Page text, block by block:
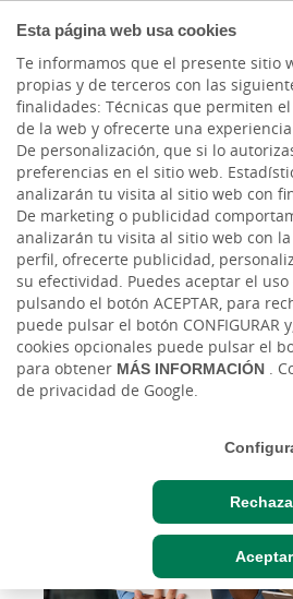
Esta página web usa cookies
Te informamos que el presente sitio
propias y de terceros con las
finalidades: Técnicas que permiten
de la web y ofrecerte una
De personalización, que si lo
preferencias en el sitio web.
analizarán tu visita al sitio web con
De marketing o publicidad
analizarán tu visita al sitio web con
perfil, ofrecerte publicidad,
su efectividad. Puedes aceptar el uso
pulsando el botón ACEPTAR, para
puede pulsar el botón CONFIGURAR
cookies opcionales puede pulsar el
para obtener MÁS INFORMACIÓN .
de privacidad de Google.
Aceptar
Actualidad
Uso de TIC en
de menos de 10
empleados en
Mar, 15/04/2025 - 12:00